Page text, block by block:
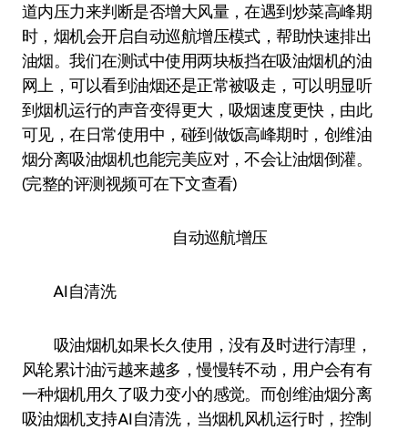
道内压力来判断是否增大风量，在遇到炒菜高峰期
时，烟机会开启自动巡航增压模式，帮助快速排出
油烟。我们在测试中使用两块板挡在吸油烟机的油
网上，可以看到油烟还是正常被吸走，可以明显听
到烟机运行的声音变得更大，吸烟速度更快，由此
可见，在日常使用中，碰到做饭高峰期时，创维油
烟分离吸油烟机也能完美应对，不会让油烟倒灌。
(完整的评测视频可在下文查看)
自动巡航增压
AI自清洗
吸油烟机如果长久使用，没有及时进行清理，
风轮累计油污越来越多，慢慢转不动，用户会有有
一种烟机用久了吸力变小的感觉。而创维油烟分离
吸油烟机支持AI自清洗，当烟机风机运行时，控制